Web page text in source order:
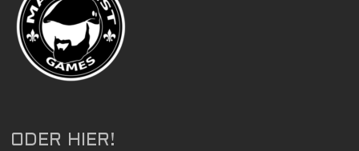
ODER HIER!